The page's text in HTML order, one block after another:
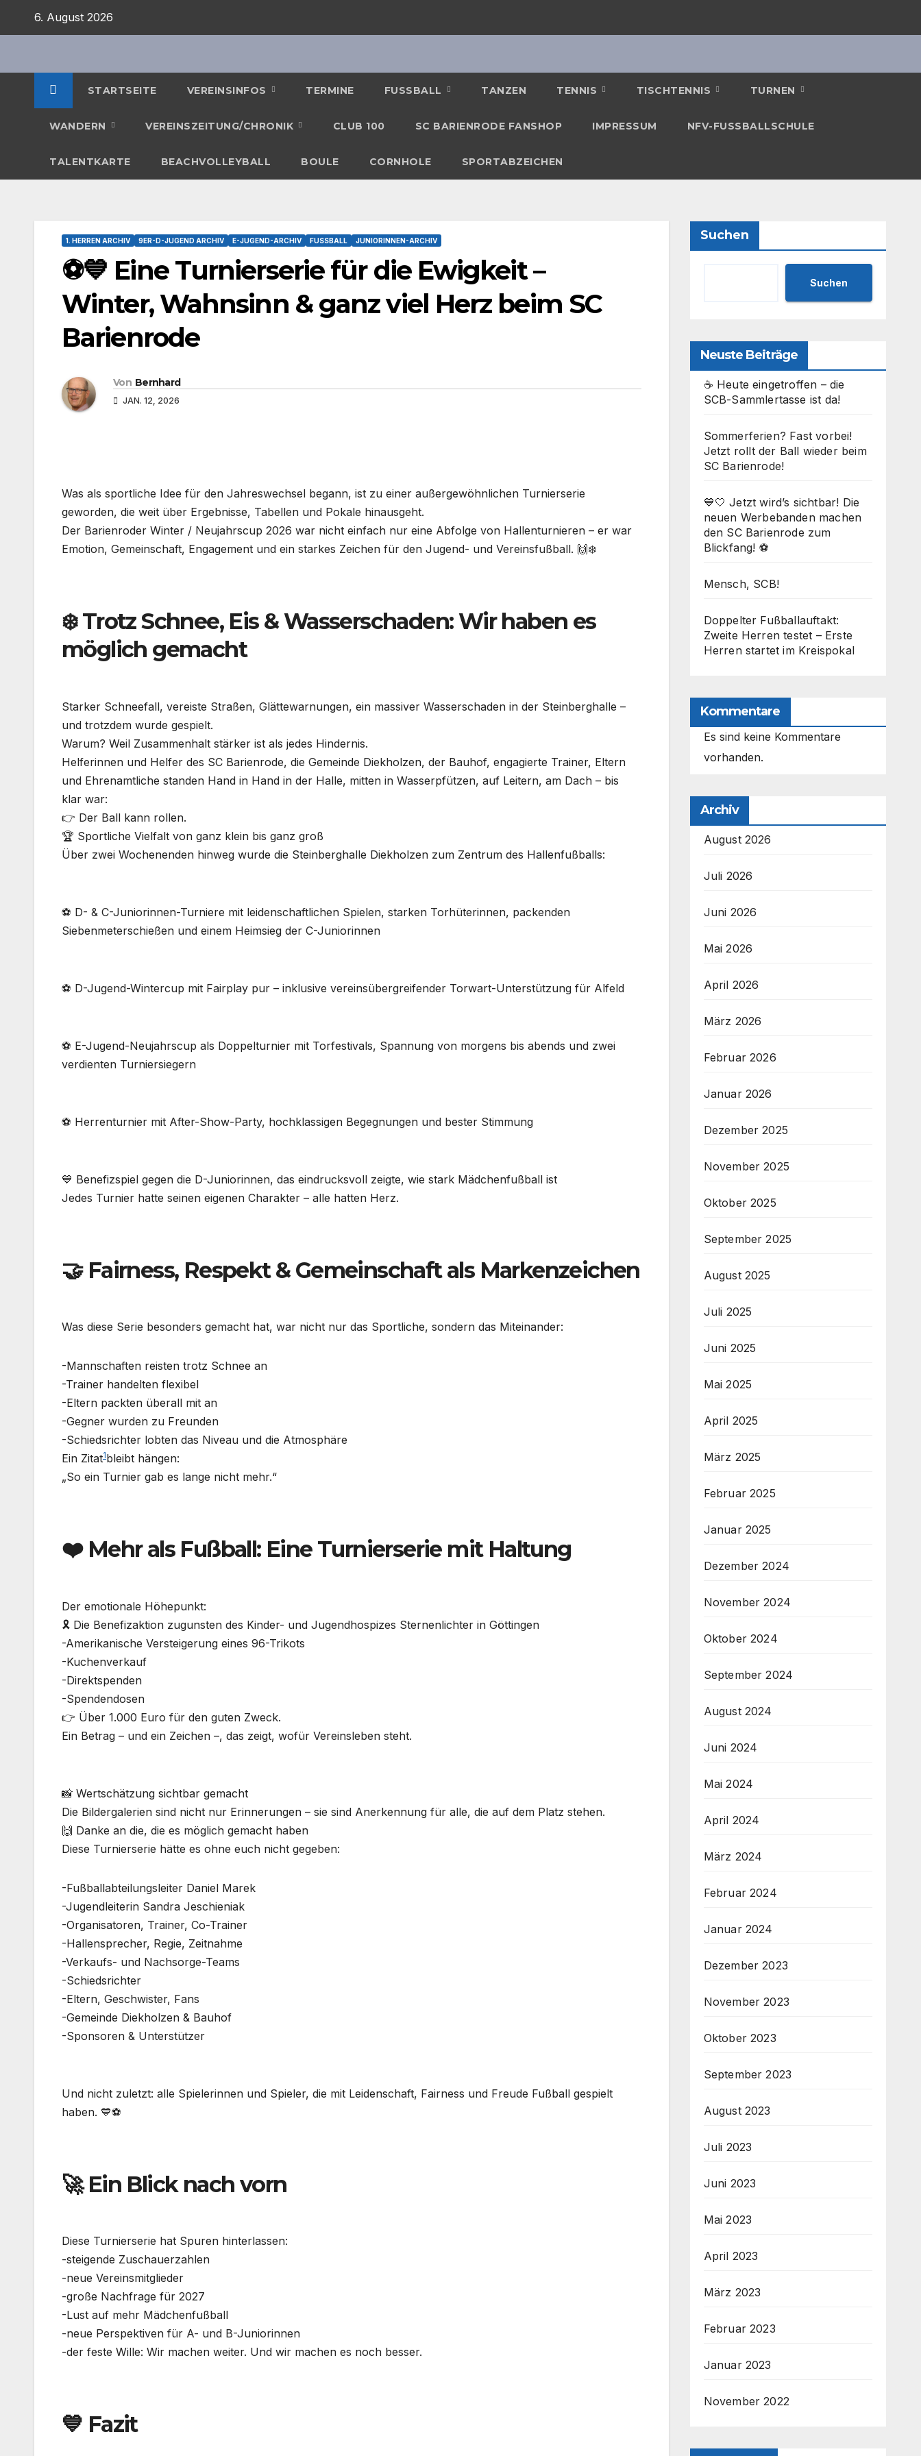
6. August 2026
STARTSEITE VEREINSINFOS TERMINE FUSSBALL TANZEN TENNIS TISCHTENNIS TURNEN
WANDERN VEREINSZEITUNG/CHRONIK CLUB 100 SC BARIENRODE FANSHOP IMPRESSUM NFV-FUSSBALLSCHULE
TALENTKARTE BEACHVOLLEYBALL BOULE CORNHOLE SPORTABZEICHEN
1. HERREN ARCHIV 9ER-D-JUGEND ARCHIV E-JUGEND-ARCHIV FUSSBALL JUNIORINNEN-ARCHIV
⚽💙 Eine Turnierserie für die Ewigkeit –
Winter, Wahnsinn & ganz viel Herz beim SC
Barienrode
Von Bernhard
JAN. 12, 2026
Was als sportliche Idee für den Jahreswechsel begann, ist zu einer außergewöhnlichen Turnierserie
geworden, die weit über Ergebnisse, Tabellen und Pokale hinausgeht.
Der Barienroder Winter / Neujahrscup 2026 war nicht einfach nur eine Abfolge von Hallenturnieren – er war
Emotion, Gemeinschaft, Engagement und ein starkes Zeichen für den Jugend- und Vereinsfußball. 🙌❄️
❄️ Trotz Schnee, Eis & Wasserschaden: Wir haben es
möglich gemacht
Starker Schneefall, vereiste Straßen, Glättewarnungen, ein massiver Wasserschaden in der Steinberghalle –
und trotzdem wurde gespielt.
Warum? Weil Zusammenhalt stärker ist als jedes Hindernis.
Helferinnen und Helfer des SC Barienrode, die Gemeinde Diekholzen, der Bauhof, engagierte Trainer, Eltern
und Ehrenamtliche standen Hand in Hand in der Halle, mitten in Wasserpfützen, auf Leitern, am Dach – bis
klar war:
👉 Der Ball kann rollen.
🏆 Sportliche Vielfalt von ganz klein bis ganz groß
Über zwei Wochenenden hinweg wurde die Steinberghalle Diekholzen zum Zentrum des Hallenfußballs:
⚽ D- & C-Juniorinnen-Turniere mit leidenschaftlichen Spielen, starken Torhüterinnen, packenden
Siebenmeterschießen und einem Heimsieg der C-Juniorinnen
⚽ D-Jugend-Wintercup mit Fairplay pur – inklusive vereinsübergreifender Torwart-Unterstützung für Alfeld
⚽ E-Jugend-Neujahrscup als Doppelturnier mit Torfestivals, Spannung von morgens bis abends und zwei
verdienten Turniersiegern
⚽ Herrenturnier mit After-Show-Party, hochklassigen Begegnungen und bester Stimmung
💙 Benefizspiel gegen die D-Juniorinnen, das eindrucksvoll zeigte, wie stark Mädchenfußball ist
Jedes Turnier hatte seinen eigenen Charakter – alle hatten Herz.
🤝 Fairness, Respekt & Gemeinschaft als Markenzeichen
Was diese Serie besonders gemacht hat, war nicht nur das Sportliche, sondern das Miteinander:
-Mannschaften reisten trotz Schnee an
-Trainer handelten flexibel
-Eltern packten überall mit an
-Gegner wurden zu Freunden
-Schiedsrichter lobten das Niveau und die Atmosphäre
Ein Zitat1bleibt hängen:
„So ein Turnier gab es lange nicht mehr.“
❤️ Mehr als Fußball: Eine Turnierserie mit Haltung
Der emotionale Höhepunkt:
🎗️ Die Benefizaktion zugunsten des Kinder- und Jugendhospizes Sternenlichter in Göttingen
-Amerikanische Versteigerung eines 96-Trikots
-Kuchenverkauf
-Direktspenden
-Spendendosen
👉 Über 1.000 Euro für den guten Zweck.
Ein Betrag – und ein Zeichen –, das zeigt, wofür Vereinsleben steht.
📸 Wertschätzung sichtbar gemacht
Die Bildergalerien sind nicht nur Erinnerungen – sie sind Anerkennung für alle, die auf dem Platz stehen.
🙌 Danke an die, die es möglich gemacht haben
Diese Turnierserie hätte es ohne euch nicht gegeben:
-Fußballabteilungsleiter Daniel Marek
-Jugendleiterin Sandra Jeschieniak
-Organisatoren, Trainer, Co-Trainer
-Hallensprecher, Regie, Zeitnahme
-Verkaufs- und Nachsorge-Teams
-Schiedsrichter
-Eltern, Geschwister, Fans
-Gemeinde Diekholzen & Bauhof
-Sponsoren & Unterstützer
Und nicht zuletzt: alle Spielerinnen und Spieler, die mit Leidenschaft, Fairness und Freude Fußball gespielt
haben. 💙⚽
🚀 Ein Blick nach vorn
Diese Turnierserie hat Spuren hinterlassen:
-steigende Zuschauerzahlen
-neue Vereinsmitglieder
-große Nachfrage für 2027
-Lust auf mehr Mädchenfußball
-neue Perspektiven für A- und B-Juniorinnen
-der feste Wille: Wir machen weiter. Und wir machen es noch besser.
💙 Fazit
Suchen
Suchen
Neuste Beiträge
☕ Heute eingetroffen – die
SCB-Sammlertasse ist da!
Sommerferien? Fast vorbei!
Jetzt rollt der Ball wieder beim
SC Barienrode!
💙🤍 Jetzt wird’s sichtbar! Die
neuen Werbebanden machen
den SC Barienrode zum
Blickfang! ⚽
Mensch, SCB!
Doppelter Fußballauftakt:
Zweite Herren testet – Erste
Herren startet im Kreispokal
Kommentare
Es sind keine Kommentare
vorhanden.
Archiv
August 2026
Juli 2026
Juni 2026
Mai 2026
April 2026
März 2026
Februar 2026
Januar 2026
Dezember 2025
November 2025
Oktober 2025
September 2025
August 2025
Juli 2025
Juni 2025
Mai 2025
April 2025
März 2025
Februar 2025
Januar 2025
Dezember 2024
November 2024
Oktober 2024
September 2024
August 2024
Juni 2024
Mai 2024
April 2024
März 2024
Februar 2024
Januar 2024
Dezember 2023
November 2023
Oktober 2023
September 2023
August 2023
Juli 2023
Juni 2023
Mai 2023
April 2023
März 2023
Februar 2023
Januar 2023
November 2022